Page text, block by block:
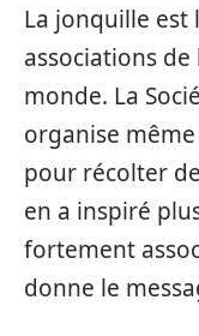
La jonquille est
associations
monde. La
organise
pour récolter
en a inspiré
fortement
donne le